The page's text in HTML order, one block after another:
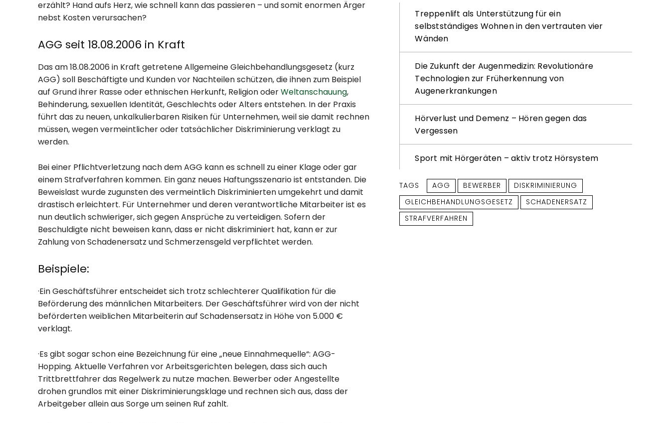
erzählt? Hand aufs Herz, wie schnell kann das passieren – und somit enormen Ärger
nebst Kosten verursachen?
AGG seit 18.08.2006 in Kraft
Das am 18.08.2006 in Kraft getretene Allgemeine Gleichbehandlungsgesetz (kurz
AGG) soll Beschäftigte und Kunden vor Nachteilen schützen, die ihnen zum Beispiel
auf Grund ihrer Rasse oder ethnischen Herkunft, Religion oderWeltanschauung,
Behinderung, sexuellen Identität, Geschlechts oder Alters entstehen. In der Praxis
führt das zu neuen, unkalkulierbaren Risiken für Unternehmen, weil sie damit rechnen
müssen, wegen vermeintlicher oder tatsächlicher Diskriminierung verklagt zu
werden.
Bei einer Pflichtverletzung nach dem AGG kann es schnell zu einer Klage oder gar
einem Strafverfahren kommen. Ein ganz neues Haftungsszenario ist entstanden. Die
Beweislast wurde zugunsten des vermeintlich Diskriminierten umgekehrt und damit
drastisch erleichtert. Für Unternehmer und deren verantwortliche Mitarbeiter ist es
nun deutlich schwieriger, sich gegen Ansprüche zu verteidigen. Sofern der
Beschuldigte nicht beweisen kann, dass er nicht diskriminiert hat, kann er zur
Zahlung von Schadenersatz und Schmerzensgeld verpflichtet werden.
Beispiele:
·Ein Geschäftsführer entscheidet sich trotz schlechterer Qualifikation für die
Beförderung des männlichen Mitarbeiters. Der Geschäftsführer wird von der nicht
beförderten weiblichen Mitarbeiterin auf Schadensersatz in Höhe von 5.000 €
verklagt.
·Es gibt sogar schon eine Bezeichnung für eine „neue Einnahmequelle“: AGG-
Hopping. Aktuelle Verfahren vor Arbeitsgerichten belegen, dass sich auch
Trittbrettfahrer das Regelwerk zu nutze machen. Bewerber oder Angestellte
drohen grundlos mit einer Diskriminierungsklage und rechnen sich aus, dass der
Arbeitgeber allein aus Sorge um seinen Ruf zahlt.
Treppenlift als Unterstützung für ein
selbstständiges Wohnen in den vertrauten vier
Wänden
Die Zukunft der Augenmedizin: Revolutionäre
Technologien zur Früherkennung von
Augenerkrankungen
Hörverlust und Demenz – Hören gegen das
Vergessen
Sport mit Hörgeräten – aktiv trotz Hörsystem
TAGS AGG BEWERBER
DISKRIMINIERUNG
GLEICHBEHANDLUNGSGESETZ
SCHADENERSATZ
STRAFVERFAHREN